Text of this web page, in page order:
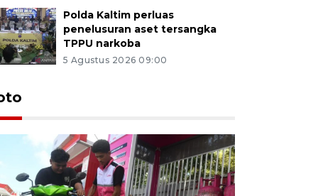
Polda Kaltim perluas
penelusuran aset tersangka
TPPU narkoba
5 Agustus 2026 09:00